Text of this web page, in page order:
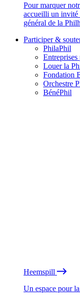
Pour marquer
accueilli un invité
général de la
Participer &
PhilaPhil
Entreprises
Louer la
Fondation
Orchestre
BénéPhil
Heemspill
Un espace pour